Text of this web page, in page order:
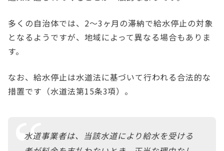
多くの自治体では、2〜3ヶ月の滞納で給水停止の対象
となるようですが、地域によって異なる場合もありま
す。
なお、給水停止は水道法に基づいて行われる合法的な
措置です（水道法第15条3項）。
水道事業者は、当該水道により給水を受ける